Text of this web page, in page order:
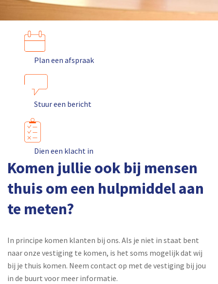
Plan een afspraak
Stuur een bericht
Dien een klacht in
Komen jullie ook bij mensen
thuis om een hulpmiddel aan
te meten?
In principe komen klanten bij ons. Als je niet in staat bent
naar onze vestiging te komen, is het soms mogelijk dat wij
bij je thuis komen. Neem contact op met de vestiging bij jou
in de buurt voor meer informatie.